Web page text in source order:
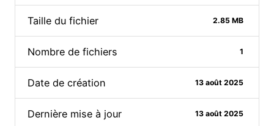
Taille du fichier 2.85 MB
Nombre de fichiers 1
Date de création 13 août 2025
Dernière mise à jour 13 août 2025